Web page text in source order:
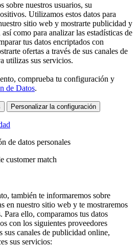
sobre nuestros usuarios, su
Utilizamos estos datos para
sitio web y mostrarte publicidad y
como para analizar las estadísticas de
tus datos encriptados con
ofertas a través de sus canales de
utilizas sus servicios.
comprueba tu configuración y
de Datos.
Personalizar la configuración
de datos personales
customer match
también te informaremos sobre
en nuestro sitio web y te mostraremos
Para ello, comparamos tus datos
con los siguientes proveedores
sus canales de publicidad online,
sus servicios: